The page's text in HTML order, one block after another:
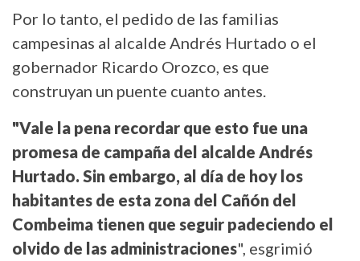
Por lo tanto, el pedido de las familias
campesinas al alcalde Andrés Hurtado o el
gobernador Ricardo Orozco, es que
construyan un puente cuanto antes.
"Vale la pena recordar que esto fue una
promesa de campaña del alcalde Andrés
Hurtado. Sin embargo, al día de hoy los
habitantes de esta zona del Cañón del
Combeima tienen que seguir padeciendo el
olvido de las administraciones", esgrimió